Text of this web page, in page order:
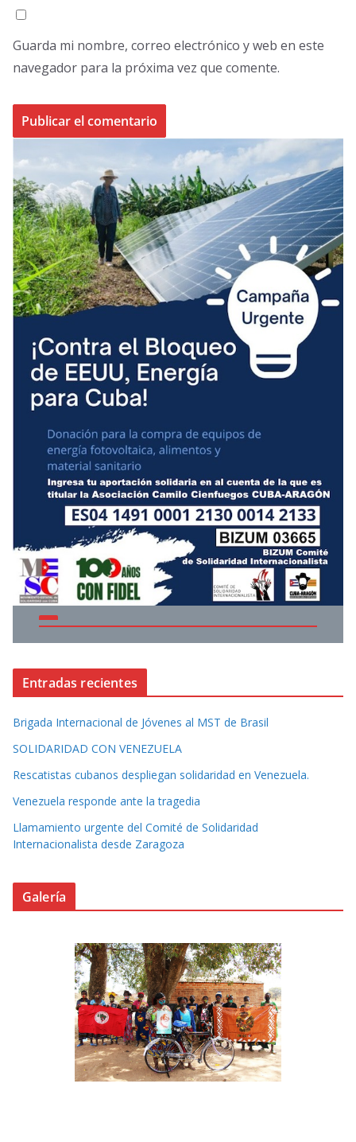
Guarda mi nombre, correo electrónico y web en este
navegador para la próxima vez que comente.
Entradas recientes
Brigada Internacional de Jóvenes al MST de Brasil
SOLIDARIDAD CON VENEZUELA
Rescatistas cubanos despliegan solidaridad en Venezuela.
Venezuela responde ante la tragedia
Llamamiento urgente del Comité de Solidaridad
Internacionalista desde Zaragoza
Galería